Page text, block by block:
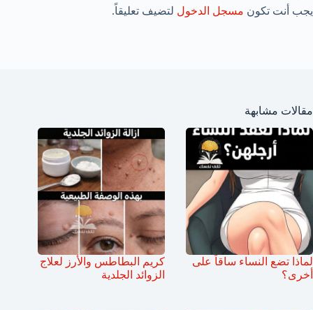
يجب أنت تكون مسجل الدخول لتضيف تعليقاً.
مقالات مشابهة
لماذا تضع النساء ساقاً على
أخرى؟
كريم البطاطس والأرز لعلاج
الزوائد الجلدية